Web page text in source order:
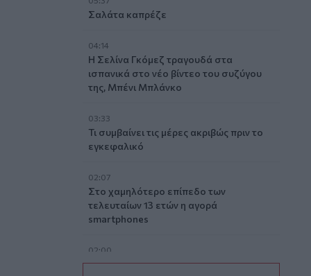
Σαλάτα καπρέζε
04:14
Η Σελίνα Γκόμεζ τραγουδά στα
ισπανικά στο νέο βίντεο του συζύγου
της, Μπένι Μπλάνκο
03:33
Τι συμβαίνει τις μέρες ακριβώς πριν το
εγκεφαλικό
02:07
Στο χαμηλότερο επίπεδο των
τελευταίων 13 ετών η αγορά
smartphones
02:00
Νέιθαν Τόμας: Το παιδί-θαύμα που έγινε